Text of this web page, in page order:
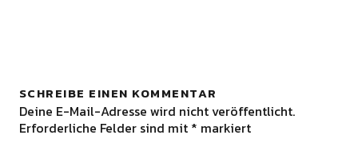
SCHREIBE EINEN KOMMENTAR
Deine E-Mail-Adresse wird nicht veröffentlicht.
Erforderliche Felder sind mit * markiert